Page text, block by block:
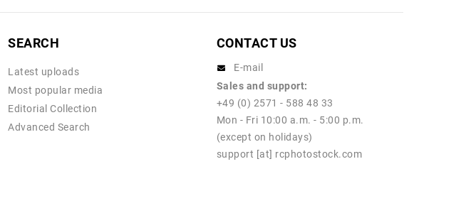
SEARCH
Latest uploads
Most popular media
Editorial Collection
Advanced Search
CONTACT US
E-mail
Sales and support:
+49 (0) 2571 - 588 48 33
Mon - Fri 10:00 a.m. - 5:00 p.m.
(except on holidays)
support [at] rcphotostock.com